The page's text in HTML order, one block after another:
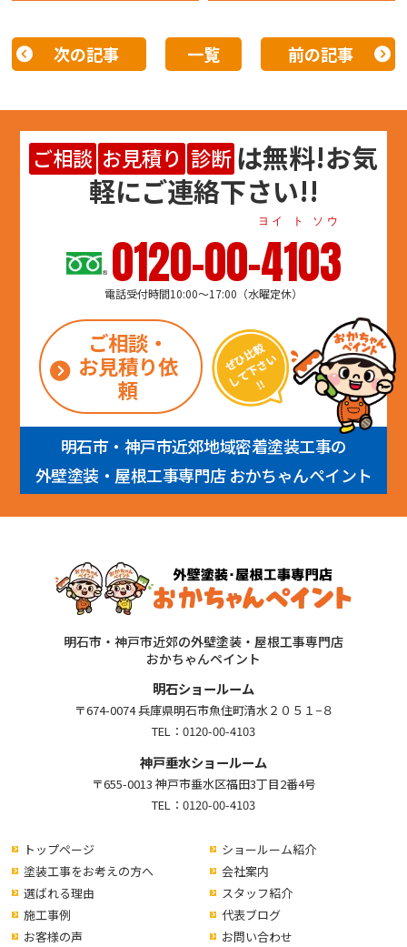
次の記事 一覧 前の記事
ご相談 お見積り 診断 は無料!お気
軽にご連絡下さい!!
0120-00-4103
ヨイ ト ソウ
電話受付時間10:00～17:00（水曜定休）
ご相談・
お見積り依
頼
明石市・神戸市近郊地域密着塗装工事の
外壁塗装・屋根工事専門店 おかちゃんペイント
明石市・神戸市近郊の外壁塗装・屋根工事専門店
おかちゃんペイント
明石ショールーム
〒674-0074 兵庫県明石市魚住町清水２０５１−８
TEL： 0120-00-4103
神戸垂水ショールーム
〒655-0013 神戸市垂水区福田3丁目2番4号
TEL： 0120-00-4103
トップページ
塗装工事をお考えの方へ
選ばれる理由
ショールーム紹介
会社案内
スタッフ紹介
施工事例
お客様の声
代表ブログ
お問い合わせ